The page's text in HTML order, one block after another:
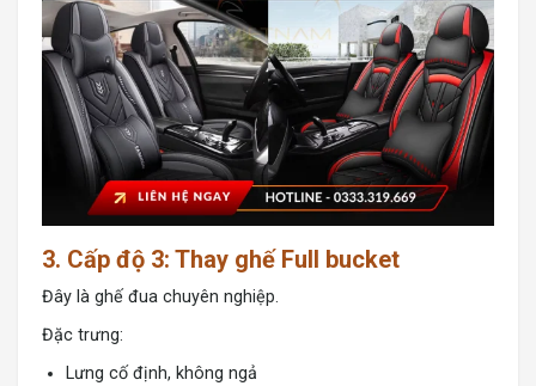
3. Cấp độ 3: Thay ghế Full bucket
Đây là ghế đua chuyên nghiệp.
Đặc trưng:
Lưng cố định, không ngả